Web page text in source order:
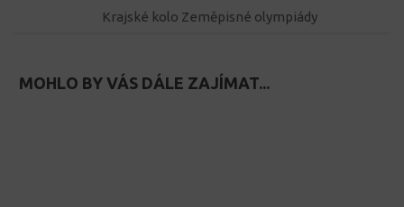
Krajské kolo Zeměpisné olympiády
MOHLO BY VÁS DÁLE ZAJÍMAT...